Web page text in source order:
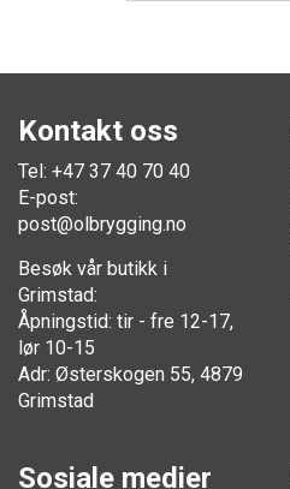
Kontakt oss
Tel: +47 37 40 70 40
E-post:
post@olbrygging.no
Besøk vår butikk i
Grimstad:
Åpningstid: tir - fre 12-17,
lør 10-15
Adr: Østerskogen 55, 4879
Grimstad
Sosiale medier